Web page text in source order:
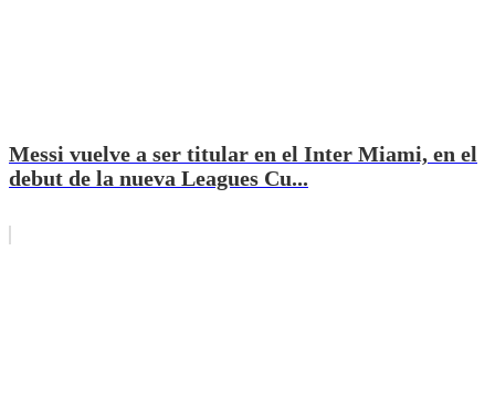
Messi vuelve a ser titular en el Inter Miami, en el
debut de la nueva Leagues Cu...